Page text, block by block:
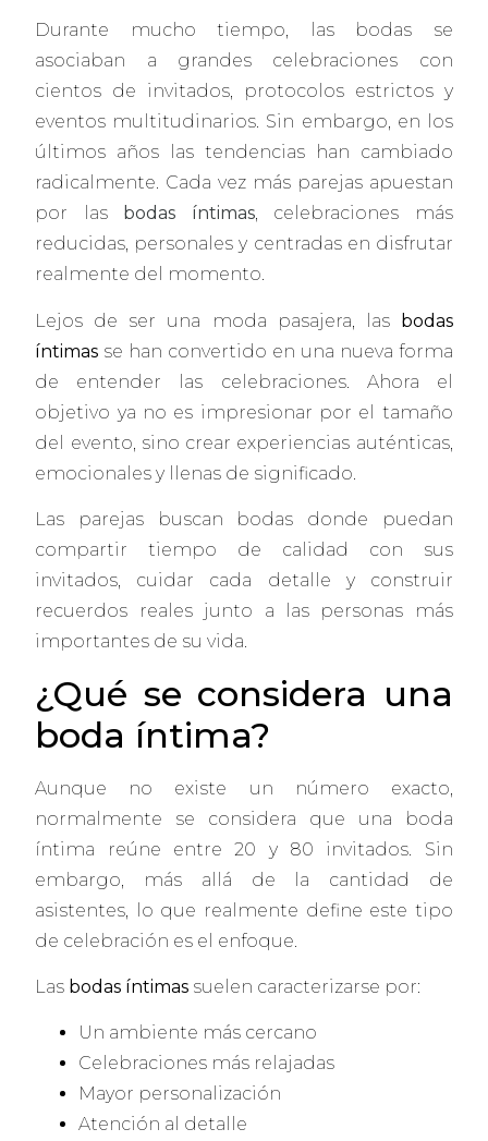
Durante mucho tiempo, las bodas se
asociaban a grandes celebraciones con
cientos de invitados, protocolos estrictos y
eventos multitudinarios. Sin embargo, en los
últimos años las tendencias han cambiado
radicalmente. Cada vez más parejas apuestan
por las bodas íntimas, celebraciones más
reducidas, personales y centradas en disfrutar
realmente del momento.
Lejos de ser una moda pasajera, las bodas
íntimas se han convertido en una nueva forma
de entender las celebraciones. Ahora el
objetivo ya no es impresionar por el tamaño
del evento, sino crear experiencias auténticas,
emocionales y llenas de significado.
Las parejas buscan bodas donde puedan
compartir tiempo de calidad con sus
invitados, cuidar cada detalle y construir
recuerdos reales junto a las personas más
importantes de su vida.
¿Qué se considera una
boda íntima?
Aunque no existe un número exacto,
normalmente se considera que una boda
íntima reúne entre 20 y 80 invitados. Sin
embargo, más allá de la cantidad de
asistentes, lo que realmente define este tipo
de celebración es el enfoque.
Las bodas íntimas suelen caracterizarse por:
Un ambiente más cercano
Celebraciones más relajadas
Mayor personalización
Atención al detalle